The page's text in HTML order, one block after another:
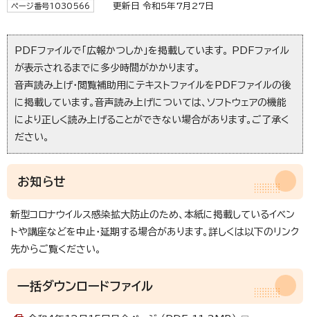
ページ番号1030566 更新日 令和5年7月27日
PDFファイルで「広報かつしか」を掲載しています。 PDFファイル
が表示されるまでに多少時間がかかります。
音声読み上げ・閲覧補助用にテキストファイルをPDFファイルの後
に掲載しています。音声読み上げについては、ソフトウェアの機能
により正しく読み上げることができない場合があります。ご了承く
ださい。
お知らせ
新型コロナウイルス感染拡大防止のため、本紙に掲載しているイベン
トや講座などを中止・延期する場合があります。詳しくは以下のリンク
先からご覧ください。
一括ダウンロードファイル